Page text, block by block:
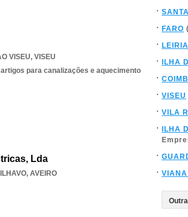
VISEU, VISEU
para canalizações e aquecimento
Lda
, AVEIRO
FARO
LEIRIA
ILHA
VISEU
VILA
ILHA